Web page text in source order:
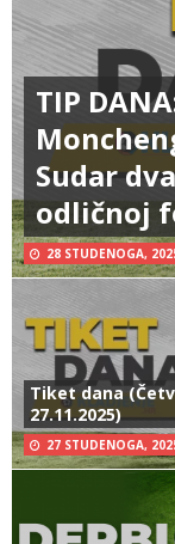
TIP
Sudar
odličnoj
28 STUDENOGA,
Tiket dana
27.11.2025)
27 STUDENOGA,